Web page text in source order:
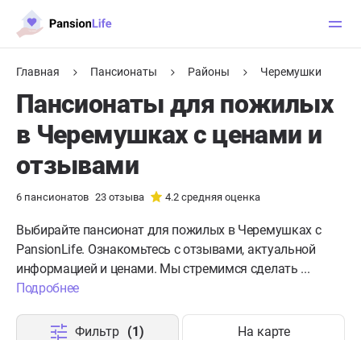
Главная Пансионаты Районы Черемушки
Пансионаты для пожилых
в Черемушках с ценами и
отзывами
6 пансионатов 23 отзыва 4.2 средняя оценка
Выбирайте пансионат для пожилых в Черемушках с
PansionLife. Ознакомьтесь с отзывами, актуальной
информацией и ценами. Мы стремимся сделать ...
Подробнее
Фильтр (1) На карте